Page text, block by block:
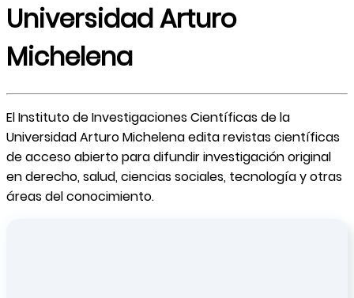
Universidad Arturo
Michelena
El Instituto de Investigaciones Científicas de la
Universidad Arturo Michelena edita revistas científicas
de acceso abierto para difundir investigación original
en derecho, salud, ciencias sociales, tecnología y otras
áreas del conocimiento.